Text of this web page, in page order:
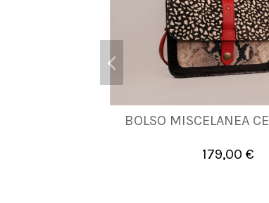
BOLSO MISCELANEA
179,00 €
UNICA
Añadir al